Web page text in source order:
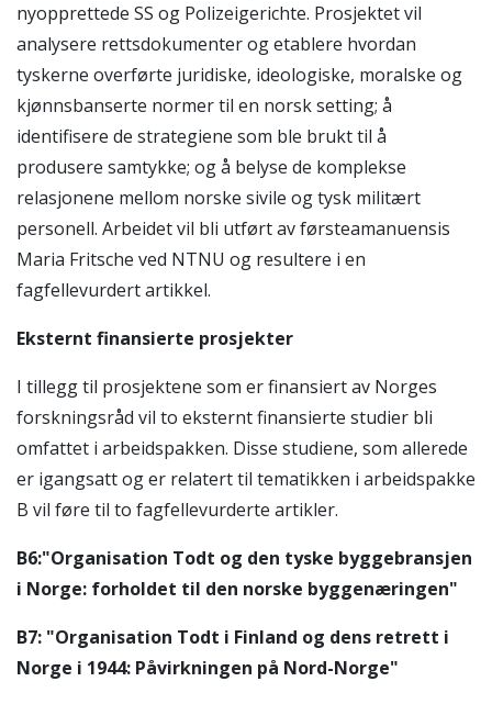
nyopprettede SS og Polizeigerichte. Prosjektet vil
analysere rettsdokumenter og etablere hvordan
tyskerne overførte juridiske, ideologiske, moralske og
kjønnsbanserte normer til en norsk setting; å
identifisere de strategiene som ble brukt til å
produsere samtykke; og å belyse de komplekse
relasjonene mellom norske sivile og tysk militært
personell. Arbeidet vil bli utført av førsteamanuensis
Maria Fritsche ved NTNU og resultere i en
fagfellevurdert artikkel.
Eksternt finansierte prosjekter
I tillegg til prosjektene som er finansiert av Norges
forskningsråd vil to eksternt finansierte studier bli
omfattet i arbeidspakken. Disse studiene, som allerede
er igangsatt og er relatert til tematikken i arbeidspakke
B vil føre til to fagfellevurderte artikler.
B6:"Organisation Todt og den tyske byggebransjen
i Norge: forholdet til den norske byggenæringen"
B7: "Organisation Todt i Finland og dens retrett i
Norge i 1944: Påvirkningen på Nord-Norge"